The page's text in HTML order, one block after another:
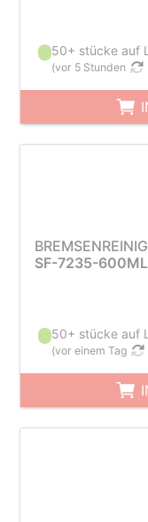
50+ stücke auf
(vor 5 Stunden
SF-7235-
50+ stücke auf
(vor einem Tag